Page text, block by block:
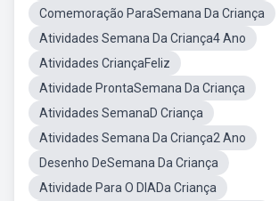
Comemoração ParaSemana Da Criança
Atividades Semana Da Criança4 Ano
Atividades CriançaFeliz
Atividade ProntaSemana Da Criança
Atividades SemanaD Criança
Atividades Semana Da Criança2 Ano
Desenho DeSemana Da Criança
Atividade Para O DIADa Criança